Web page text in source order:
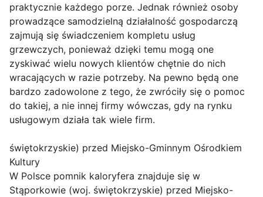
praktycznie każdego porze. Jednak również osoby
prowadzące samodzielną działalność gospodarczą
zajmują się świadczeniem kompletu usług
grzewczych, ponieważ dzięki temu mogą one
zyskiwać wielu nowych klientów chętnie do nich
wracających w razie potrzeby. Na pewno będą one
bardzo zadowolone z tego, że zwróciły się o pomoc
do takiej, a nie innej firmy wówczas, gdy na rynku
usługowym działa tak wiele firm.
świętokrzyskie) przed Miejsko-Gminnym Ośrodkiem
Kultury
W Polsce pomnik kaloryfera znajduje się w
Stąporkowie (woj. świętokrzyskie) przed Miejsko-